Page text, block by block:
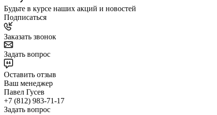
Будьте в курсе наших акций и новостей
Подписаться
Заказать звонок
Задать вопрос
Оставить отзыв
Ваш менеджер
Павел Гусев
+7 (812) 983-71-17
Задать вопрос